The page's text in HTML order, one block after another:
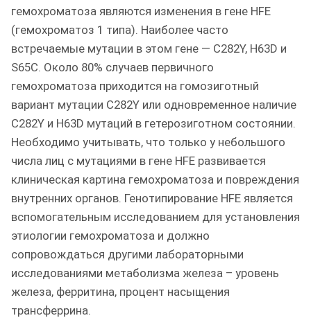
гемохроматоза являются изменения в гене HFE
(гемохроматоз 1 типа). Наиболее часто
встречаемые мутации в этом гене — C282Y, H63D и
S65C. Около 80% случаев первичного
гемохроматоза приходится на гомозиготный
вариант мутации C282Y или одновременное наличие
C282Y и H63D мутаций в гетерозиготном состоянии.
Необходимо учитывать, что только у небольшого
числа лиц с мутациями в гене HFE развивается
клиническая картина гемохроматоза и повреждения
внутренних органов. Генотипирование HFE является
вспомогательным исследованием для установления
этиологии гемохроматоза и должно
сопровождаться другими лабораторными
исследованиями метаболизма железа – уровень
железа, ферритина, процент насыщения
трансферрина.